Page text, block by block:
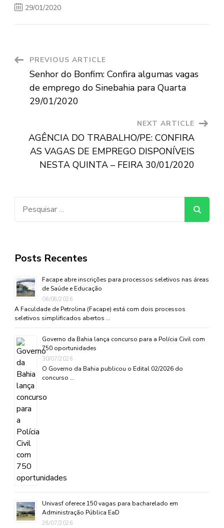
29/01/2020
Post
Navigation
PREVIOUS ARTICLE
Senhor do Bonfim: Confira algumas vagas
de emprego do Sinebahia para Quarta
29/01/2020
NEXT ARTICLE
AGÊNCIA DO TRABALHO/PE: CONFIRA
AS VAGAS DE EMPREGO DISPONÍVEIS
NESTA QUINTA – FEIRA 30/01/2020
Posts Recentes
Facape abre inscrições para processos seletivos nas áreas
de Saúde e Educação
06/08/2026
A Faculdade de Petrolina (Facape) está com dois processos
seletivos simplificados abertos …
Governo da Bahia lança concurso para a Polícia Civil com
750 oportunidades
30/07/2026
O Governo da Bahia publicou o Edital 02/2026 do
concurso …
Univasf oferece 150 vagas para bacharelado em
Administração Pública EaD
28/07/2026